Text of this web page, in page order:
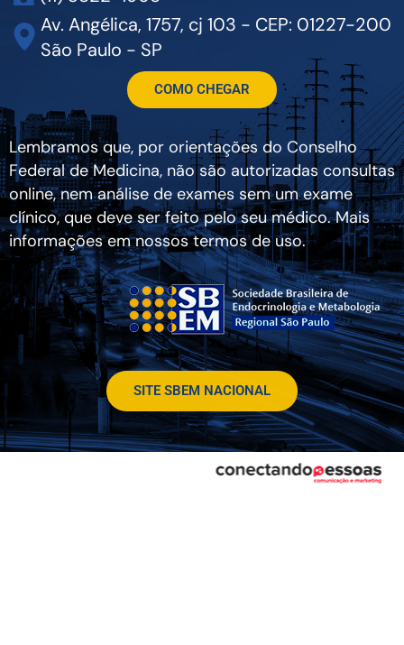
Av. Angélica, 1757, cj 103 - CEP: 01227-200
São Paulo - SP
COMO CHEGAR
Lembramos que, por orientações do Conselho
Federal de Medicina, não são autorizadas consultas
online, nem análise de exames sem um exame
clínico, que deve ser feito pelo seu médico. Mais
informações em nossos termos de uso.
SITE SBEM NACIONAL